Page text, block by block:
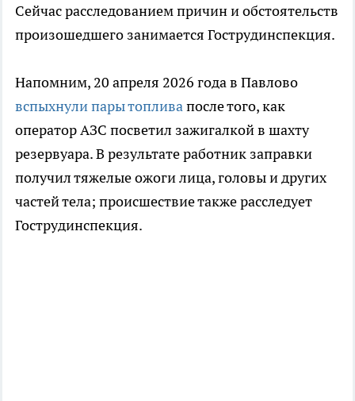
Сейчас расследованием причин и обстоятельств
произошедшего занимается Гострудинспекция.
Напомним, 20 апреля 2026 года в Павлово
вспыхнули пары топливапосле того, как
оператор АЗС посветил зажигалкой в шахту
резервуара. В результате работник заправки
получил тяжелые ожоги лица, головы и других
частей тела; происшествие также расследует
Гострудинспекция.